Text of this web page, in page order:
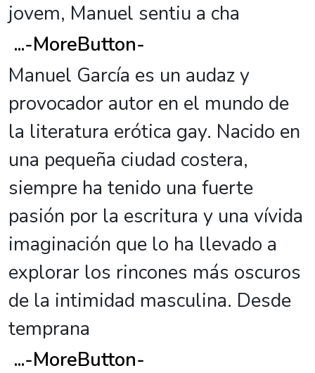
jovem, Manuel sentiu a cha
...-MoreButton-
Manuel García es un audaz y
provocador autor en el mundo de
la literatura erótica gay. Nacido en
una pequeña ciudad costera,
siempre ha tenido una fuerte
pasión por la escritura y una vívida
imaginación que lo ha llevado a
explorar los rincones más oscuros
de la intimidad masculina. Desde
temprana
...-MoreButton-